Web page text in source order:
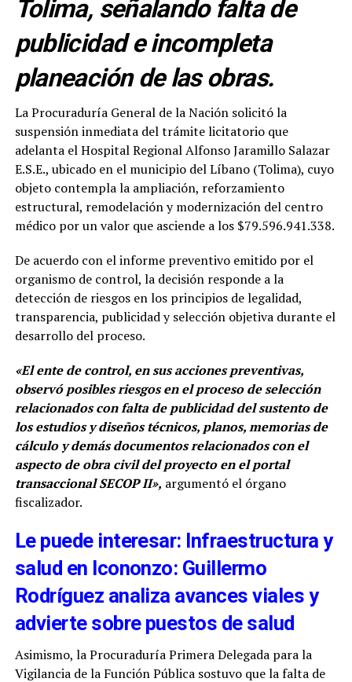
Tolima, señalando falta de
publicidad e incompleta
planeación de las obras.
La Procuraduría General de la Nación solicitó la
suspensión inmediata del trámite licitatorio que
adelanta el Hospital Regional Alfonso Jaramillo Salazar
E.S.E., ubicado en el municipio del Líbano (Tolima), cuyo
objeto contempla la ampliación, reforzamiento
estructural, remodelación y modernización del centro
médico por un valor que asciende a los $79.596.941.338.
De acuerdo con el informe preventivo emitido por el
organismo de control, la decisión responde a la
detección de riesgos en los principios de legalidad,
transparencia, publicidad y selección objetiva durante el
desarrollo del proceso.
«El ente de control, en sus acciones preventivas,
observó posibles riesgos en el proceso de selección
relacionados con falta de publicidad del sustento de
los estudios y diseños técnicos, planos, memorias de
cálculo y demás documentos relacionados con el
aspecto de obra civil del proyecto en el portal
transaccional SECOP II», argumentó el órgano
fiscalizador.
Le puede interesar: Infraestructura y
salud en Icononzo: Guillermo
Rodríguez analiza avances viales y
advierte sobre puestos de salud
Asimismo, la Procuraduría Primera Delegada para la
Vigilancia de la Función Pública sostuvo que la falta de